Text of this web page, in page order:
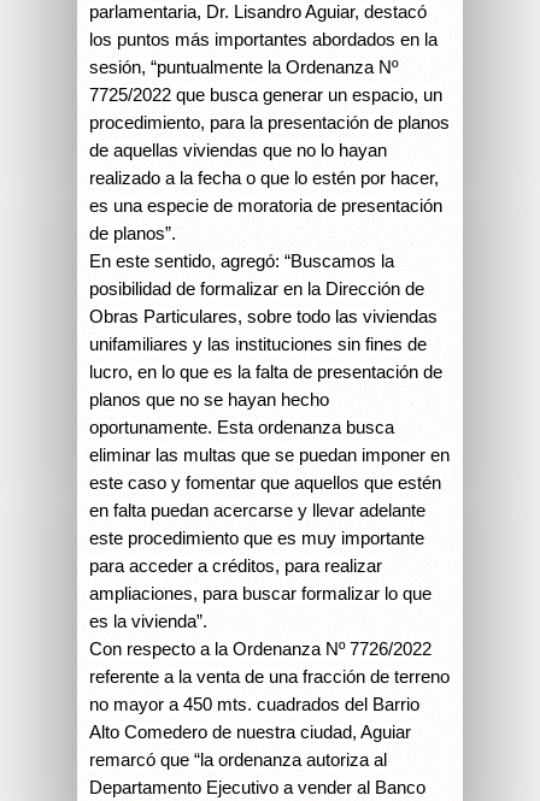
parlamentaria, Dr. Lisandro Aguiar, destacó
los puntos más importantes abordados en la
sesión, “puntualmente la Ordenanza Nº
7725/2022 que busca generar un espacio, un
procedimiento, para la presentación de planos
de aquellas viviendas que no lo hayan
realizado a la fecha o que lo estén por hacer,
es una especie de moratoria de presentación
de planos”.
En este sentido, agregó: “Buscamos la
posibilidad de formalizar en la Dirección de
Obras Particulares, sobre todo las viviendas
unifamiliares y las instituciones sin fines de
lucro, en lo que es la falta de presentación de
planos que no se hayan hecho
oportunamente. Esta ordenanza busca
eliminar las multas que se puedan imponer en
este caso y fomentar que aquellos que estén
en falta puedan acercarse y llevar adelante
este procedimiento que es muy importante
para acceder a créditos, para realizar
ampliaciones, para buscar formalizar lo que
es la vivienda”.
Con respecto a la Ordenanza Nº 7726/2022
referente a la venta de una fracción de terreno
no mayor a 450 mts. cuadrados del Barrio
Alto Comedero de nuestra ciudad, Aguiar
remarcó que “la ordenanza autoriza al
Departamento Ejecutivo a vender al Banco